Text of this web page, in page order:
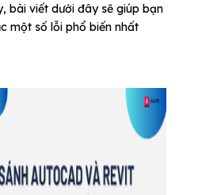
bài viết dưới đây sẽ giúp bạn
một số lỗi phổ biến nhất